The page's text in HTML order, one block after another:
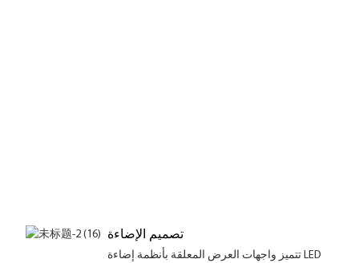
تصميم الإضاءة
تتميز واجهات العرض المعلقة بأنظمة إضاءة LED